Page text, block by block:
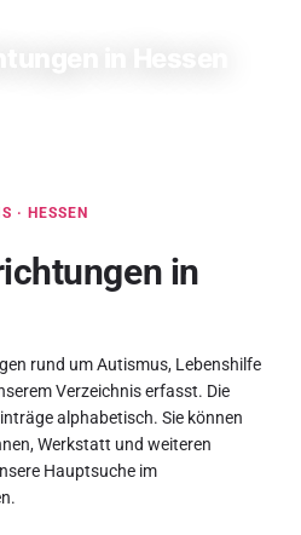
· HESSEN
in
rund um Autismus, Lebenshilfe
Verzeichnis erfasst. Die
alphabetisch. Sie können
Werkstatt und weiteren
Hauptsuche im